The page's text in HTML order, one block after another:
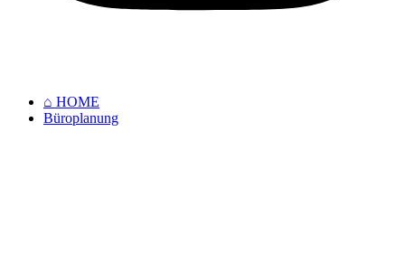
⌂ HOME
Büroplanung